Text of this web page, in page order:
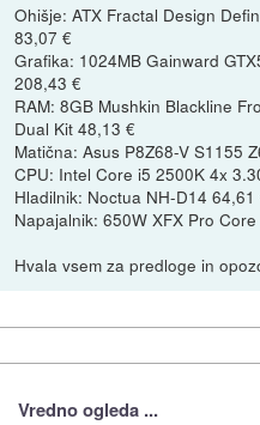
Ohišje: ATX Fractal Design
83,07 €
Grafika: 1024MB Gainward
208,43 €
RAM: 8GB Mushkin Blackline
Dual Kit 48,13 €
Matična: Asus P8Z68-V S1155
CPU: Intel Core i5 2500K 4x
Hladilnik: Noctua NH-D14 64,61
Napajalnik: 650W XFX Pro
Hvala vsem za predloge in
Vredno ogleda ...